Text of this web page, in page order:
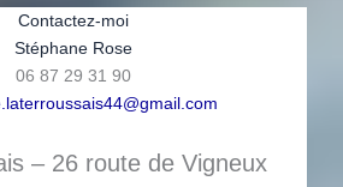
Contactez-moi
Stéphane Rose
06 87 29 31 90
– 26 route de Vigneux